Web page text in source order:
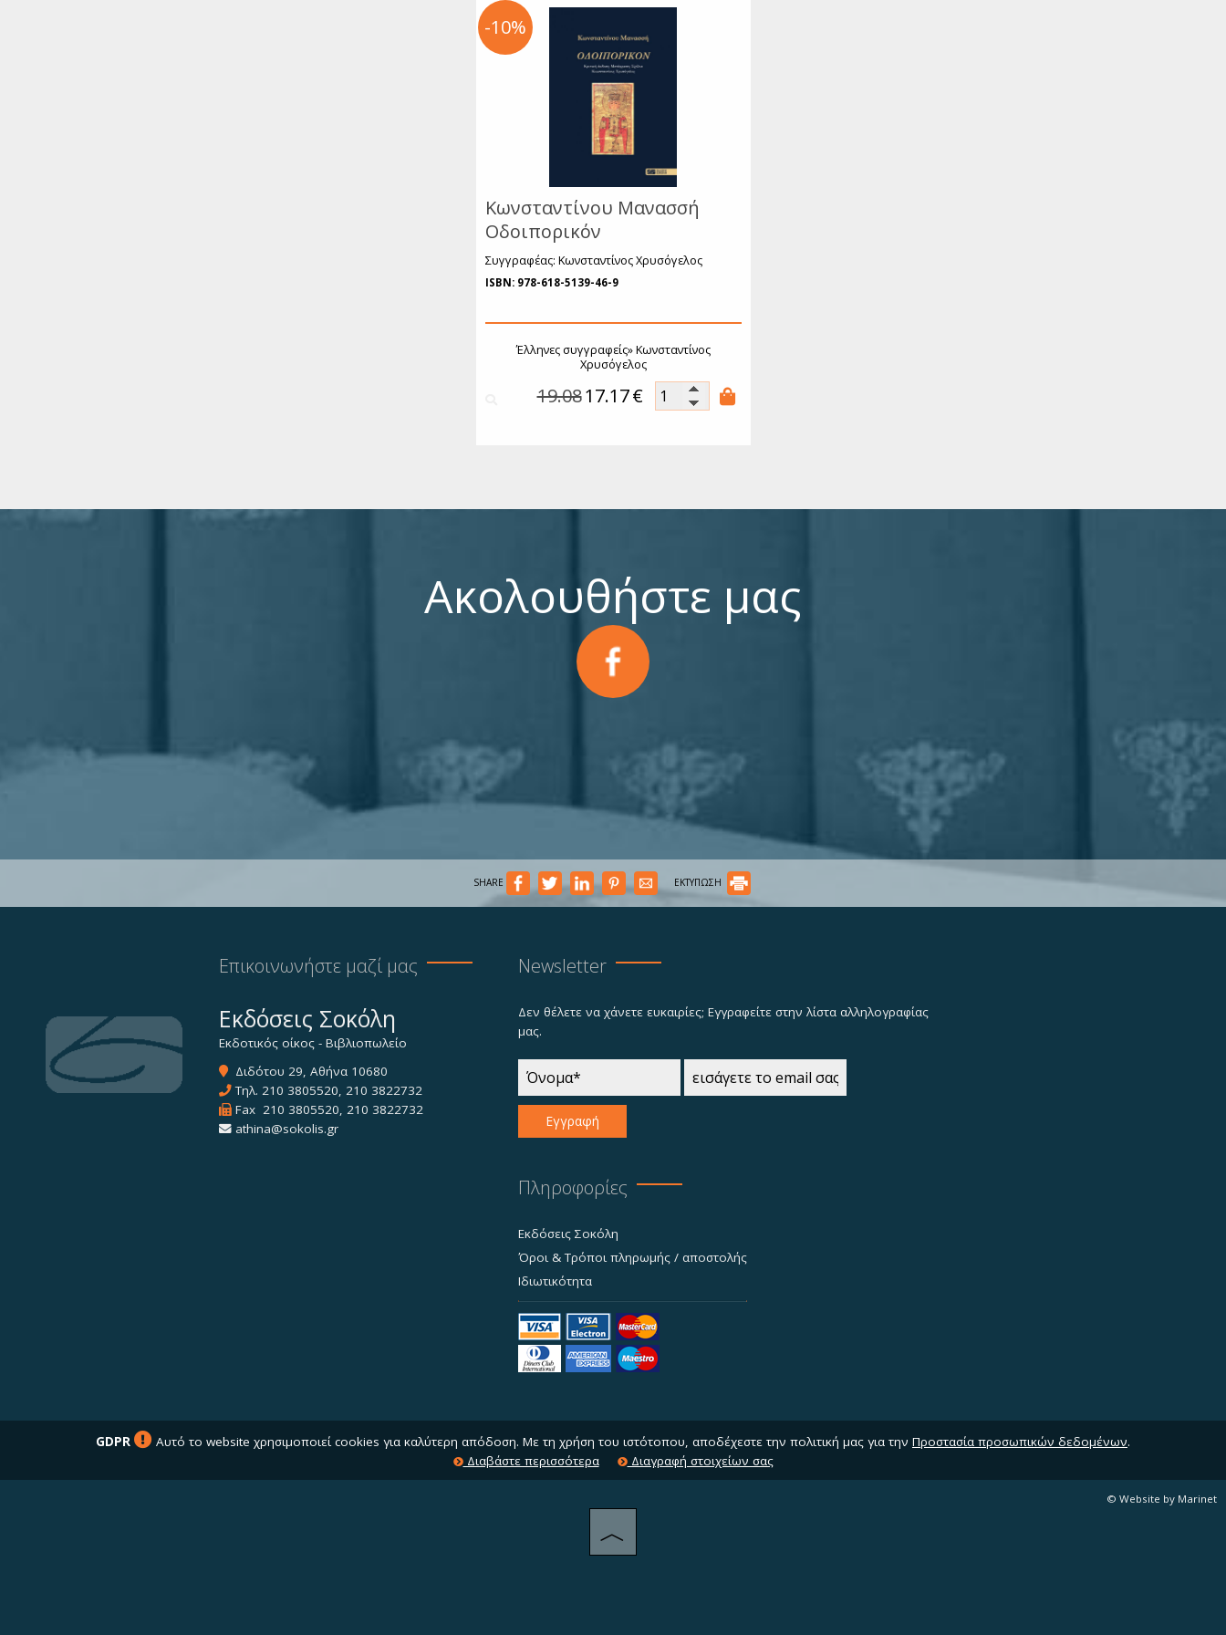
Παγκόσμιο Θέατρο
Κωνσταντίνου Μανασσή
Οδοιπορικόν
Συγγραφέας: Κωνσταντίνος Χρυσόγελος
ISBN: 978-618-5139-46-9
Έλληνες συγγραφείς»Κωνσταντίνος
Χρυσόγελος
19.0817.17€
-10%
Ακολουθήστε μας
SHARE ΕΚΤΥΠΩΣΗ
Επικοινωνήστε μαζί μας
Εκδόσεις Σοκόλη
Εκδοτικός οίκος - Βιβλιοπωλείο
Διδότου 29, Αθήνα 10680
Τηλ. 210 3805520, 210 3822732
Fax 210 3805520, 210 3822732
athina@sokolis.gr
Newsletter
Δεν θέλετε να χάνετε ευκαιρίες; Εγγραφείτε στην λίστα αλληλογραφίας
μας.
Εγγραφή
Πληροφορίες
Εκδόσεις Σοκόλη
Όροι & Τρόποι πληρωμής / αποστολής
Ιδιωτικότητα
GDPR Αυτό το website χρησιμοποιεί cookies για καλύτερη απόδοση. Με τη χρήση του ιστότοπου, αποδέχεστε την πολιτική μας για την Προστασία προσωπικών δεδομένων.
Διαβάστε περισσότερα
Διαγραφή στοιχείων σας
© Website by Marinet
︿